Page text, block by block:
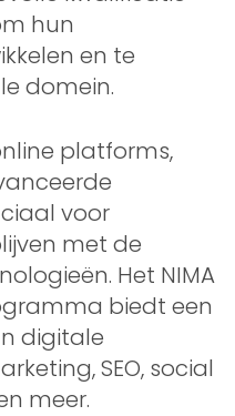
hun
en te
domein.
platforms,
voor
met de
Het NIMA
biedt een
digitale
SEO, social
meer.